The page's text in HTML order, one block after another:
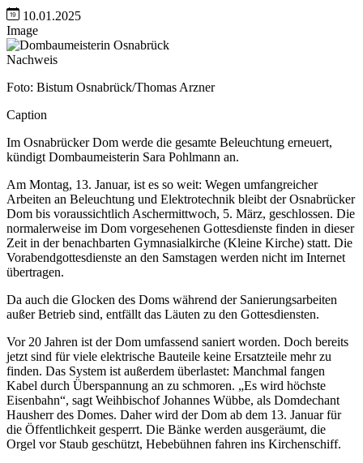
10.01.2025
Image
Nachweis
Foto: Bistum Osnabrück/Thomas Arzner
Caption
Im Osnabrücker Dom werde die gesamte Beleuchtung erneuert,
kündigt Dombaumeisterin Sara Pohlmann an.
Am Montag, 13. Januar, ist es so weit: Wegen umfangreicher
Arbeiten an Beleuchtung und Elektrotechnik bleibt der Osnabrücker
Dom bis voraussichtlich Aschermittwoch, 5. März, geschlossen. Die
normalerweise im Dom vorgesehenen Gottesdienste finden in dieser
Zeit in der benachbarten Gymnasialkirche (Kleine Kirche) statt. Die
Vorabendgottesdienste an den Samstagen werden nicht im Internet
übertragen.
Da auch die Glocken des Doms während der Sanierungsarbeiten
außer Betrieb sind, entfällt das Läuten zu den Gottesdiensten.
Vor 20 Jahren ist der Dom umfassend saniert worden. Doch bereits
jetzt sind für viele elektrische Bauteile keine Ersatzteile mehr zu
finden. Das System ist außerdem überlastet: Manchmal fangen
Kabel durch Überspannung an zu schmoren. „Es wird höchste
Eisenbahn“, sagt Weihbischof Johannes Wübbe, als Domdechant
Hausherr des Domes. Daher wird der Dom ab dem 13. Januar für
die Öffentlichkeit gesperrt. Die Bänke werden ausgeräumt, die
Orgel vor Staub geschützt, Hebebühnen fahren ins Kirchenschiff.